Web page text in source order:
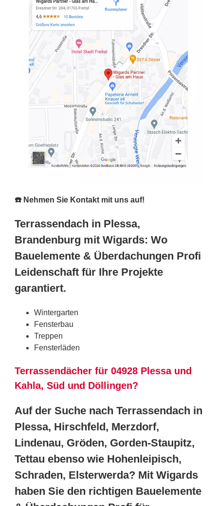
☎️ Nehmen Sie Kontakt mit uns auf!
Terrassendach in Plessa,
Brandenburg mit Wigards: Wo
Bauelemente & Überdachungen Profi
Leidenschaft für Ihre Projekte
garantiert.
Wintergarten
Fensterbau
Treppen
Fensterläden
Terrassendächer für 04928 Plessa und
Kahla, Süd und Döllingen?
Auf der Suche nach Terrassendach in
Plessa, Hirschfeld, Merzdorf,
Lindenau, Gröden, Gorden-Staupitz,
Tettau ebenso wie Hohenleipisch,
Schraden, Elsterwerda? Mit Wigards
haben Sie den richtigen Bauelemente